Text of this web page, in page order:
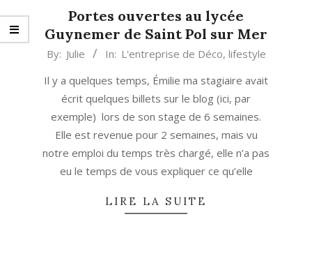
Portes ouvertes au lycée
Guynemer de Saint Pol sur Mer
2013-
24
By: Julie In: L'entreprise de Déco, lifestyle
Il y a quelques temps, Émilie ma stagiaire avait
écrit quelques billets sur le blog (ici, par
exemple) lors de son stage de 6 semaines.
Elle est revenue pour 2 semaines, mais vu
notre emploi du temps très chargé, elle n’a pas
eu le temps de vous expliquer ce qu’elle
LIRE LA SUITE